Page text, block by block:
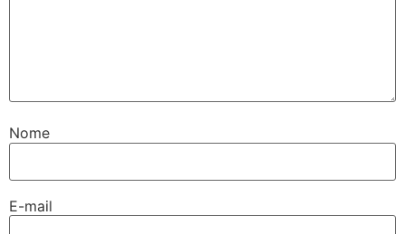
Nome
E-mail